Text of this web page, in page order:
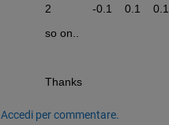
2             -0.1    0.1    0.1
so on..
Thanks
Accedi per commentare.